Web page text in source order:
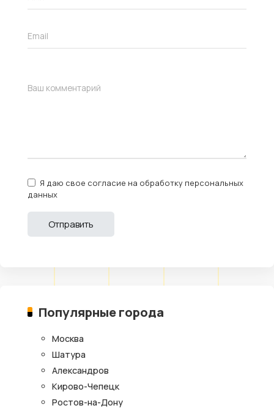
Я даю свое согласие на обработку персональных
данных
Популярные города
Москва
Шатура
Александров
Кирово-Чепецк
Ростов-на-Дону